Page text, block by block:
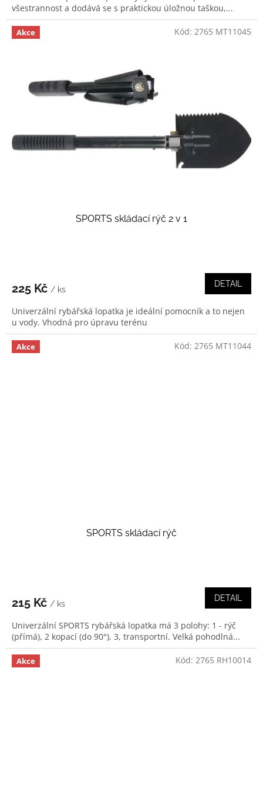
všestrannost a dodává se s praktickou úložnou taškou,...
Akce
SPORTS skládací rýč 2 v 1
225 Kč / ks
DETAIL
Univerzální rybářská lopatka je ideální pomocník a to nejen
u vody. Vhodná pro úpravu terénu
Kód: 2765 MT11045
Akce
SPORTS skládací rýč
215 Kč / ks
DETAIL
Univerzální SPORTS rybářská lopatka má 3 polohy: 1 - rýč
(přímá), 2 kopací (do 90°), 3, transportní. Velká pohodlná...
Kód: 2765 MT11044
Akce Kód: 2765 RH10014